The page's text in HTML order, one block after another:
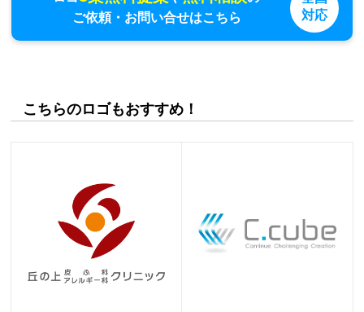
ご依頼・お問い合せはこちら
対応
こちらのロゴもおすすめ！